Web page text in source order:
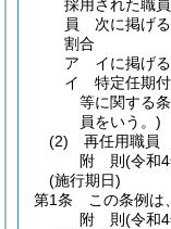
採用された職
員 次に掲げる
割合
ア
イに掲げ
イ
特定任期
等に関する
員をいう。)
(2)
再任用職員
附 則(令和
(施行期日)
第1条
この条例は
附 則(令和